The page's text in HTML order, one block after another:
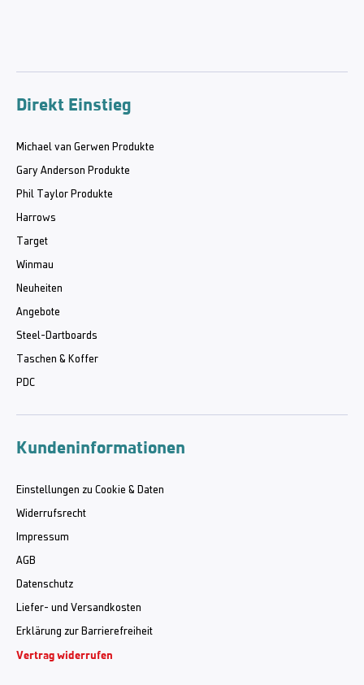
Direkt Einstieg
Michael van Gerwen Produkte
Gary Anderson Produkte
Phil Taylor Produkte
Harrows
Target
Winmau
Neuheiten
Angebote
Steel-Dartboards
Taschen & Koffer
PDC
Kundeninformationen
Einstellungen zu Cookie & Daten
Widerrufsrecht
Impressum
AGB
Datenschutz
Liefer- und Versandkosten
Erklärung zur Barrierefreiheit
Vertrag widerrufen